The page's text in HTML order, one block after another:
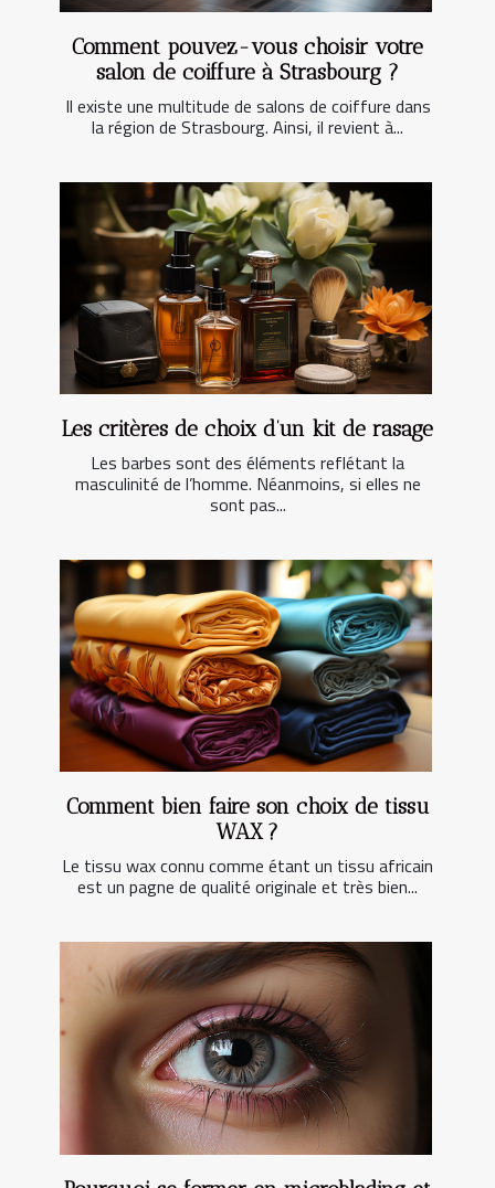
Comment pouvez-vous choisir votre
salon de coiffure à Strasbourg ?
Il existe une multitude de salons de coiffure dans
la région de Strasbourg. Ainsi, il revient à...
Les critères de choix d’un kit de rasage
Les barbes sont des éléments reflétant la
masculinité de l’homme. Néanmoins, si elles ne
sont pas...
Comment bien faire son choix de tissu
WAX ?
Le tissu wax connu comme étant un tissu africain
est un pagne de qualité originale et très bien...